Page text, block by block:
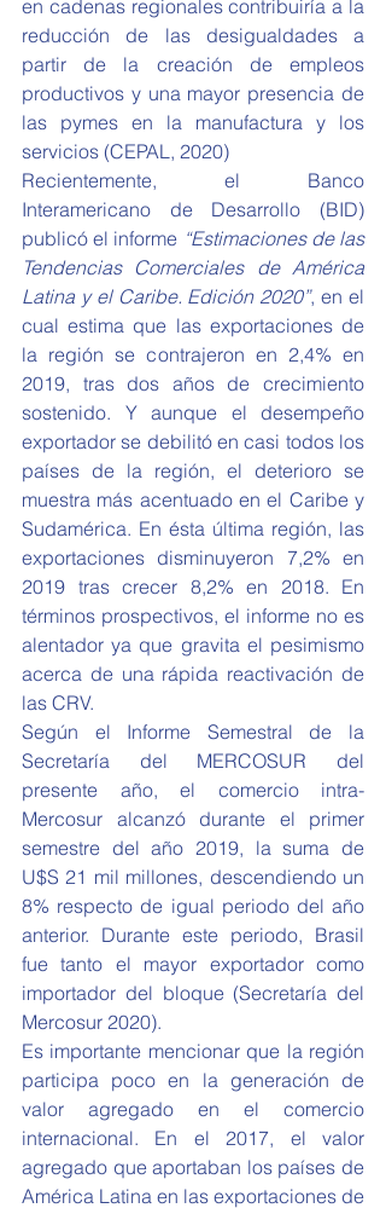
en cadenas regionales contribuiría a la
reducción de las desigualdades a
partir de la creación de empleos
productivos y una mayor presencia de
las pymes en la manufactura y los
servicios (CEPAL, 2020)
Recientemente, el Banco
Interamericano de Desarrollo (BID)
publicó el informe “Estimaciones de las
Tendencias Comerciales de América
Latina y el Caribe. Edición 2020”, en el
cual estima que las exportaciones de
la región se contrajeron en 2,4% en
2019, tras dos años de crecimiento
sostenido. Y aunque el desempeño
exportador se debilitó en casi todos los
países de la región, el deterioro se
muestra más acentuado en el Caribe y
Sudamérica. En ésta última región, las
exportaciones disminuyeron 7,2% en
2019 tras crecer 8,2% en 2018. En
términos prospectivos, el informe no es
alentador ya que gravita el pesimismo
acerca de una rápida reactivación de
las CRV.
Según el Informe Semestral de la
Secretaría del MERCOSUR del
presente año, el comercio intra-
Mercosur alcanzó durante el primer
semestre del año 2019, la suma de
U$S 21 mil millones, descendiendo un
8% respecto de igual periodo del año
anterior. Durante este periodo, Brasil
fue tanto el mayor exportador como
importador del bloque (Secretaría del
Mercosur 2020).
Es importante mencionar que la región
participa poco en la generación de
valor agregado en el comercio
internacional. En el 2017, el valor
agregado que aportaban los países de
América Latina en las exportaciones de